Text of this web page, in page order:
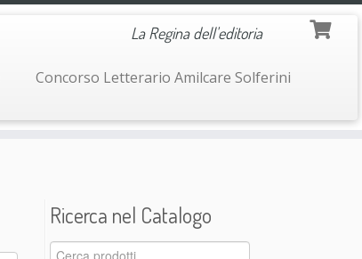
La Regina dell'editoria
Concorso Letterario Amilcare Solferini
Ricerca nel Catalogo
Cerca: